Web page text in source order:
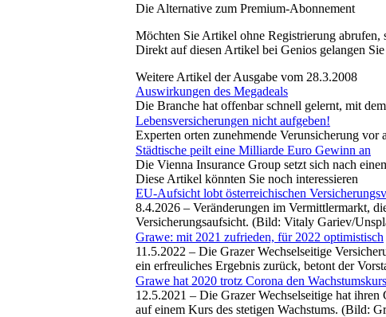
Die Alternative zum Premium-Abonnement
Möchten Sie Artikel ohne Registrierung abrufen,
Direkt auf diesen Artikel bei Genios gelangen Sie
Weitere Artikel der Ausgabe vom 28.3.2008
Auswirkungen des Megadeals
Die Branche hat offenbar schnell gelernt, mit
Lebensversicherungen nicht aufgeben!
Experten orten zunehmende Verunsicherung
Städtische peilt eine Milliarde Euro Gewinn an
Die Vienna Insurance Group setzt sich nach
Diese Artikel könnten Sie noch interessieren
EU-Aufsicht lobt österreichischen
8.4.2026 – Veränderungen im Vermittlermarkt,
Versicherungsaufsicht. (Bild: Vitaly Gariev/
Grawe: mit 2021 zufrieden, für 2022 optimistisch
11.5.2022 – Die Grazer Wechselseitige
ein erfreuliches Ergebnis zurück, betont der
Grawe hat 2020 trotz Corona den
12.5.2021 – Die Grazer Wechselseitige hat
auf einem Kurs des stetigen Wachstums. (Bild: